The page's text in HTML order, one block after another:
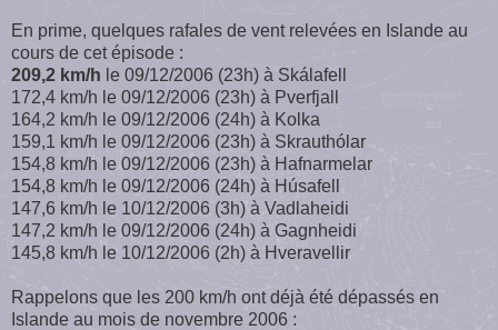
En prime, quelques rafales de vent relevées en Islande au
cours de cet épisode :
209,2 km/h le 09/12/2006 (23h) à Skálafell
172,4 km/h le 09/12/2006 (23h) à Pverfjall
164,2 km/h le 09/12/2006 (24h) à Kolka
159,1 km/h le 09/12/2006 (23h) à Skrauthólar
154,8 km/h le 09/12/2006 (23h) à Hafnarmelar
154,8 km/h le 09/12/2006 (24h) à Húsafell
147,6 km/h le 10/12/2006 (3h) à Vadlaheidi
147,2 km/h le 09/12/2006 (24h) à Gagnheidi
145,8 km/h le 10/12/2006 (2h) à Hveravellir
Rappelons que les 200 km/h ont déjà été dépassés en
Islande au mois de novembre 2006 :